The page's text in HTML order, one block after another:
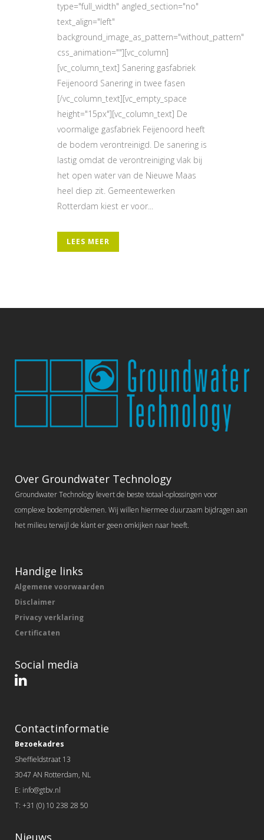
type="full_width" angled_section="no"
text_align="left"
background_image_as_pattern="without_pattern"
css_animation=""][vc_column]
[vc_column_text] Sanering gasfabriek
Feijenoord Sanering in twee fasen
[/vc_column_text][vc_empty_space
height="15px"][vc_column_text] De
voormalige gasfabriek Feijenoord heeft
de bodem verontreinigd. De sanering is
lastig omdat de verontreiniging vlak bij
het open water van de Nieuwe Maas
heel diep zit. Gemeentewerken
Rotterdam kiest er voor...
LEES MEER
Over Groundwater Technology
Groundwater Technology levert de beste totaal-oplossingen voor
complexe bodemproblemen. Wij willen hiermee duurzaam bijdragen aan
het milieu terwijl de klant er geen omkijken naar heeft.
Handige links
Algemene voorwaarden
Disclaimer
Privacy verklaring
Certificaten
Social media
Contactinformatie
Bezoekadres
Sheffieldstraat 13
3047 AN Rotterdam, NL
E: info@gtbv.nl
T: +31 (0) 10 238 28 50
Nieuws